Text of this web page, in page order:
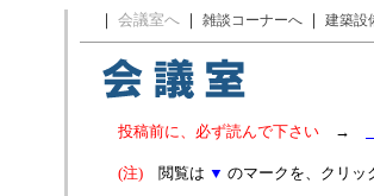
｜ 会議室へ ｜ 雑談コーナーへ ｜ 建築設
投稿前に、必ず読んで下さい →
(注) 閲覧は ▼ のマークを、クリッ